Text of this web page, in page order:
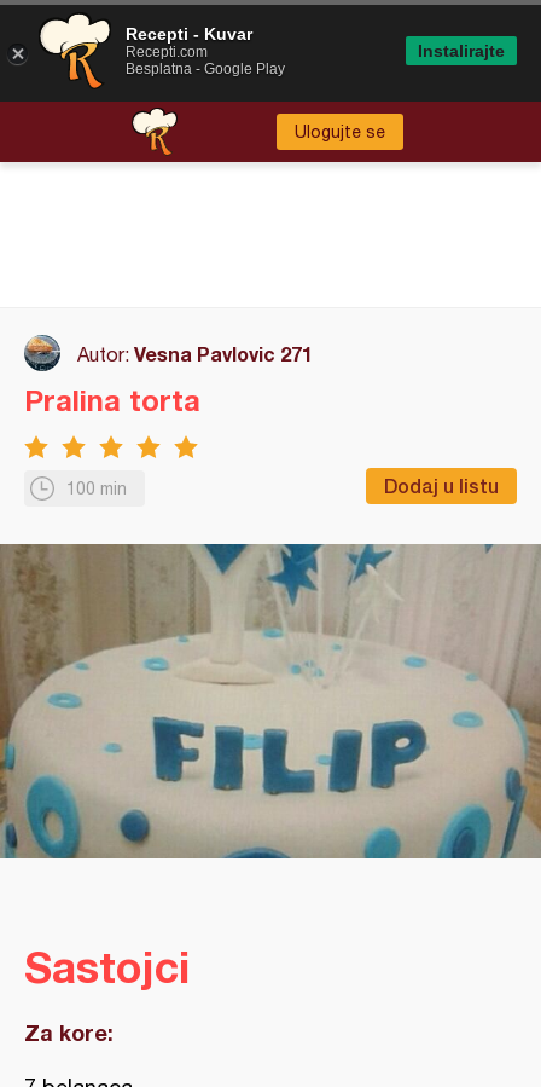
Ulogujte se
Autor: Vesna Pavlovic 271
100 min Dodaj u listu
Pralina torta
Sastojci
Za kore:
Recepti - Kuvar
Recepti.com
Besplatna - Google Play
Instalirajte